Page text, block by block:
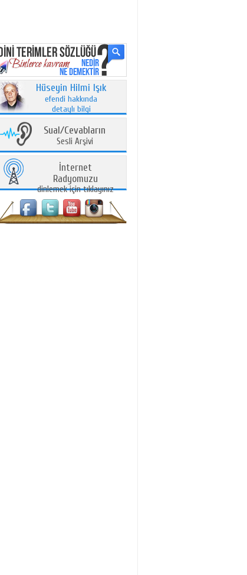
Hüseyin Hilmi Işık
efendi hakkında
detaylı bilgi
Sual/Cevabların
Sesli Arşivi
İnternet
Radyomuzu
dinlemek için tıklayınız